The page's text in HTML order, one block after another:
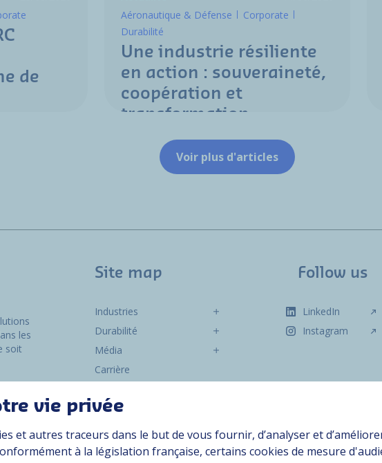
de
Aéronautique & Défense
Corporate
Durabilité
Une industrie résiliente
en action : souveraineté,
coopération et
transformation
Voir plus d'articles
les
soit
Site map
Industries
Durabilité
Média
Carrière
Fournisseurs
Documentation
Follow us
LinkedIn
Instagram
vie privée
et autres traceurs dans le but de vous fournir, d’analyser et
à la législation française, certains cookies de mesure